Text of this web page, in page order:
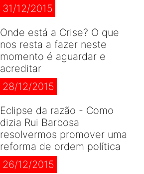
31/12/2015
Onde está a Crise? O que
nos resta a fazer neste
momento é aguardar e
acreditar
28/12/2015
Eclipse da razão - Como
dizia Rui Barbosa
resolvermos promover uma
reforma de ordem política
26/12/2015